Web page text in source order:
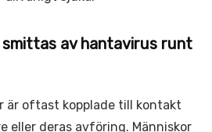
smittas av hantavirus runt
är oftast kopplade till kontakt
eller deras avföring. Människor